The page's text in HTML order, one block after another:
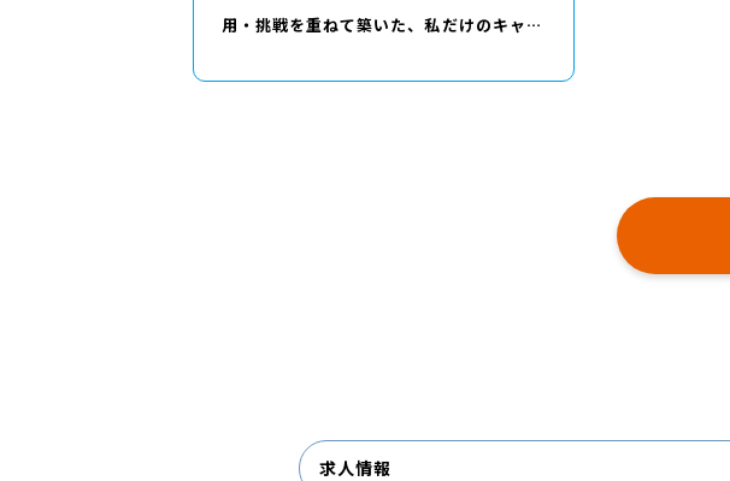
用・挑戦を重ねて築いた、私だけのキャリ
求人情報